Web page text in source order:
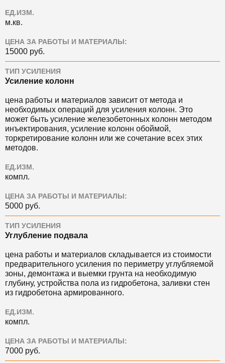
ЕД.ИЗМ.
м.кв.
ЦЕНА ЗА РАБОТЫ И МАТЕРИАЛЫ:
15000 руб.
ТИП УСИЛЕНИЯ
Усиление колонн
цена работы и материалов зависит от метода и
необходимых операций для усиления колонн. Это
может быть усиление железобетонных колонн методом
инъектирования, усиление колонн обоймой,
торкретирование колонн или же сочетание всех этих
методов.
ЕД.ИЗМ.
компл.
ЦЕНА ЗА РАБОТЫ И МАТЕРИАЛЫ:
5000 руб.
ТИП УСИЛЕНИЯ
Углубление подвала
цена работы и материалов складывается из стоимости
предварительного усиления по периметру углубляемой
зоны, демонтажа и выемки грунта на необходимую
глубину, устройства пола из гидробетона, заливки стен
из гидробетона армированного.
ЕД.ИЗМ.
компл.
ЦЕНА ЗА РАБОТЫ И МАТЕРИАЛЫ:
7000 руб.